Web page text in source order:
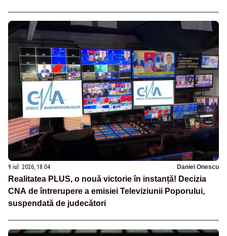
9 iul. 2026, 18:04 Daniel Onescu
Realitatea PLUS, o nouă victorie în instanță! Decizia
CNA de întrerupere a emisiei Televiziunii Poporului,
suspendată de judecători